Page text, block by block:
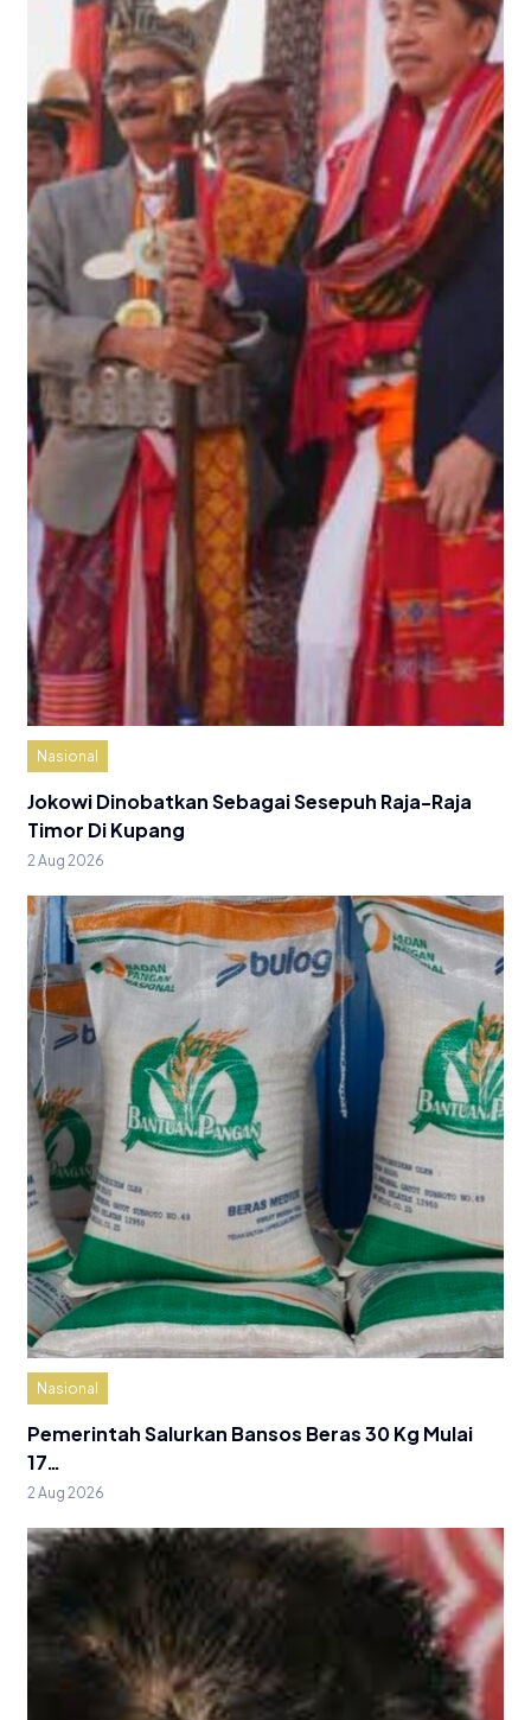
Nasional
Jokowi Dinobatkan Sebagai Sesepuh Raja-Raja
Timor Di Kupang
2 Aug 2026
Nasional
Pemerintah Salurkan Bansos Beras 30 Kg Mulai
17…
2 Aug 2026